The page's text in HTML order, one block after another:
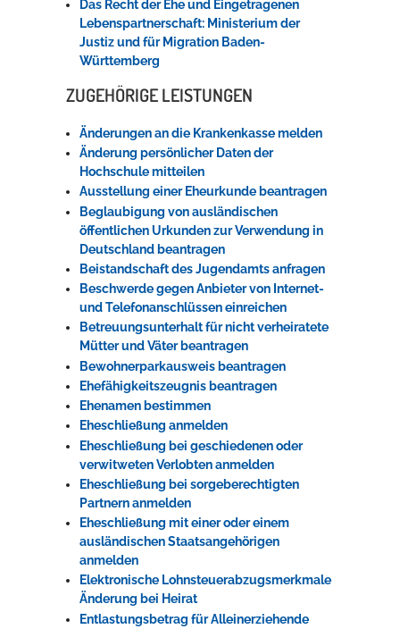
Erleben in Hockenheim
Spaß unter prickelnden Wasserfällen, das rauschende Meer im
Wellenbecken oder doch lieber die pure Entspannung auf der
Sprudelliege im Solebecken?
mehr dazu...
Das Recht der Ehe und Eingetragenen
Lebenspartnerschaft: Ministerium der
Justiz und für Migration Baden-
Württemberg
ZUGEHÖRIGE LEISTUNGEN
Änderungen an die Krankenkasse melden
Änderung persönlicher Daten der
Hochschule mitteilen
Ausstellung einer Eheurkunde beantragen
Beglaubigung von ausländischen
öffentlichen Urkunden zur Verwendung in
Deutschland beantragen
Beistandschaft des Jugendamts anfragen
Beschwerde gegen Anbieter von Internet-
und Telefonanschlüssen einreichen
Betreuungsunterhalt für nicht verheiratete
Mütter und Väter beantragen
Bewohnerparkausweis beantragen
Ehefähigkeitszeugnis beantragen
Ehenamen bestimmen
Eheschließung anmelden
Eheschließung bei geschiedenen oder
verwitweten Verlobten anmelden
Eheschließung bei sorgeberechtigten
Partnern anmelden
Eheschließung mit einer oder einem
ausländischen Staatsangehörigen
anmelden
Elektronische Lohnsteuerabzugsmerkmale
Änderung bei Heirat
Entlastungsbetrag für Alleinerziehende